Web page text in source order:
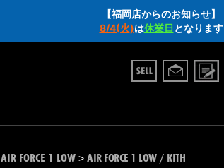
【福岡店からのお知らせ】
8/4(火)は休業日 となります
AIR FORCE 1 LOW > AIR FORCE 1 LOW / KITH